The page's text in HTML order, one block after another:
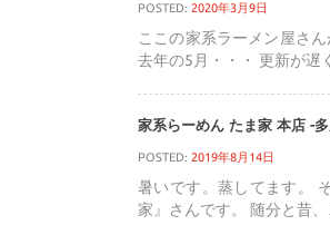
POSTED: 2020年3月9日
ここの家系ラーメン屋さ
去年の5月・・・ 更新が遅
家系らーめん たま家 本店 -
POSTED: 2019年8月14日
暑いです。蒸してます。
家』さんです。 随分と昔